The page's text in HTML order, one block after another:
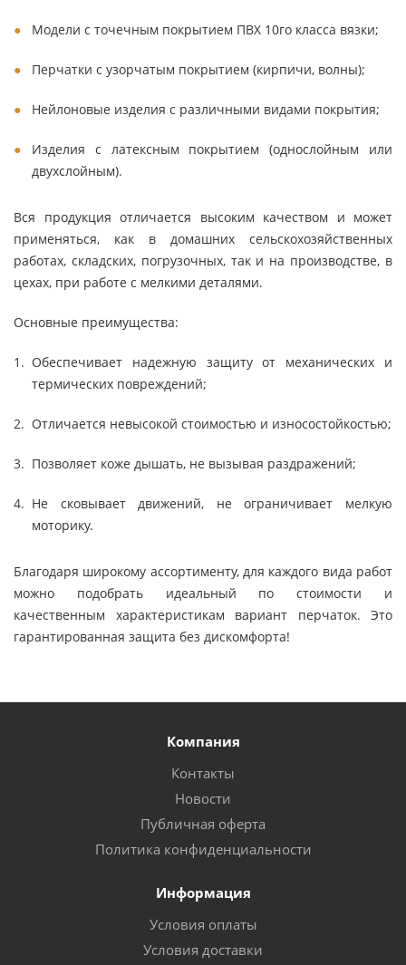
Модели с точечным покрытием ПВХ 10го класса вязки;
Перчатки с узорчатым покрытием (кирпичи, волны);
Нейлоновые изделия с различными видами покрытия;
Изделия с латексным покрытием (однослойным или
двухслойным).
Вся продукция отличается высоким качеством и может
применяться, как в домашних сельскохозяйственных
работах, складских, погрузочных, так и на производстве, в
цехах, при работе с мелкими деталями.
Основные преимущества:
Обеспечивает надежную защиту от механических и
термических повреждений;
Отличается невысокой стоимостью и износостойкостью;
Позволяет коже дышать, не вызывая раздражений;
Не сковывает движений, не ограничивает мелкую
моторику.
Благодаря широкому ассортименту, для каждого вида работ
можно подобрать идеальный по стоимости и
качественным характеристикам вариант перчаток. Это
гарантированная защита без дискомфорта!
Компания
Контакты
Новости
Публичная оферта
Политика конфиденциальности
Информация
Условия оплаты
Условия доставки